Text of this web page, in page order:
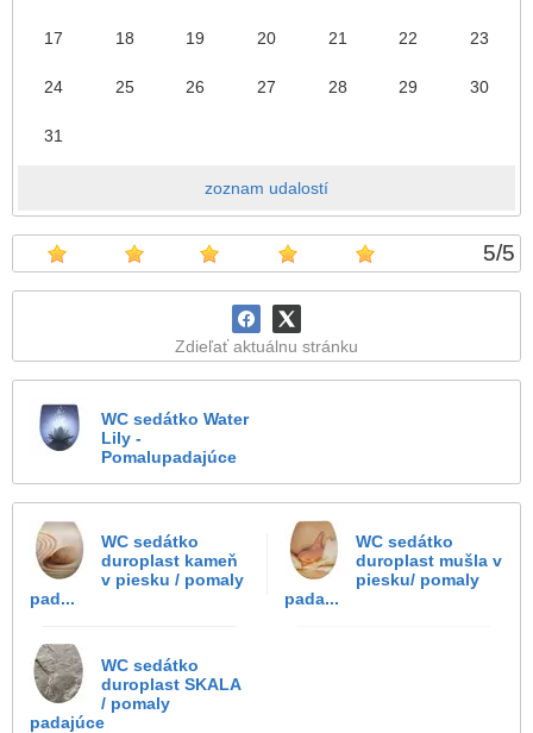
17 18 19 20 21 22 23
24 25 26 27 28 29 30
31
zoznam udalostí
5/5
Zdieľať aktuálnu stránku
WC sedátko Water
Lily -
Pomalupadajúce
WC sedátko
duroplast kameň
v piesku / pomaly
pad...
WC sedátko
duroplast mušla v
piesku/ pomaly
pada...
WC sedátko
duroplast SKALA
/ pomaly
padajúce